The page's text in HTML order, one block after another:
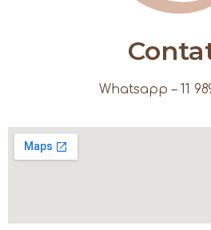
Whatsapp – 11